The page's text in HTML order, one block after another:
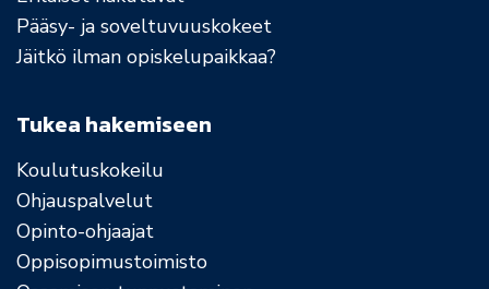
Pääsy- ja soveltuvuuskokeet
Jäitkö ilman opiskelupaikkaa?
Tukea hakemiseen
Koulutuskokeilu
Ohjauspalvelut
Opinto-ohjaajat
Oppisopimustoimisto